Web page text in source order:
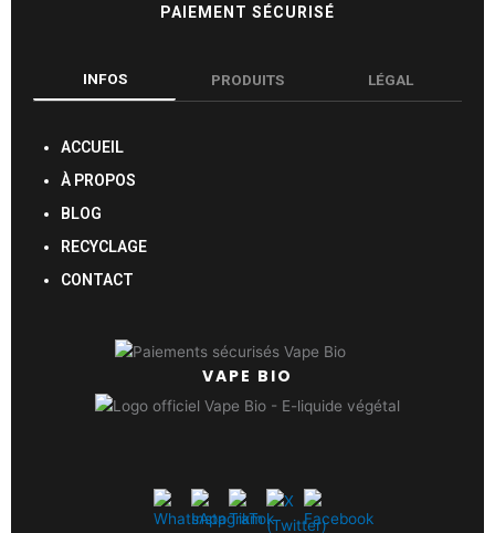
PAIEMENT SÉCURISÉ
INFOS PRODUITS LÉGAL
ACCUEIL
À PROPOS
BLOG
RECYCLAGE
CONTACT
VAPE BIO